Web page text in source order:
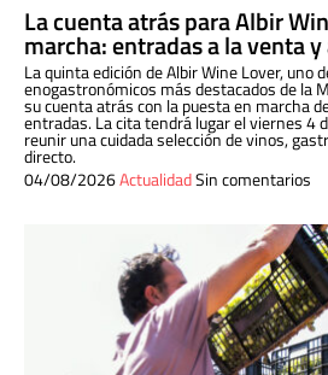
La cuenta atrás para Albir
marcha: entradas a la venta
La quinta edición de Albir Wine Lover, uno
enogastronómicos más destacados de la
su cuenta atrás con la puesta en marcha
entradas. La cita tendrá lugar el viernes 4
reunir una cuidada selección de vinos,
directo.
04/08/2026ActualidadSin comentarios